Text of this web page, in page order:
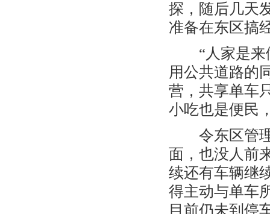
探，随后几天
准备在东区搞
“人家是来做
用公共道路的
营，共享单车
小吃也是便民
令东区管理
面，也没人前
续还有车辆继
得主动与单车
目前仍未到停